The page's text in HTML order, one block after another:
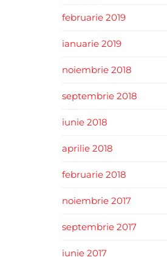
februarie 2019
ianuarie 2019
noiembrie 2018
septembrie 2018
iunie 2018
aprilie 2018
februarie 2018
noiembrie 2017
septembrie 2017
iunie 2017